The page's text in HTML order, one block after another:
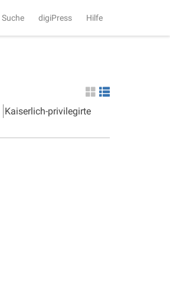
Suche digiPress Hilfe
Kaiserlich-privilegirte